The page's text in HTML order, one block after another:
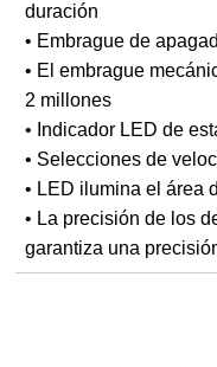
duración
• Embrague de
• El embrague
2 millones
• Indicador LED de
• Selecciones de
• LED ilumina el área
• La precisión de los
garantiza una